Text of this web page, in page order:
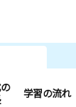
学習の流れ